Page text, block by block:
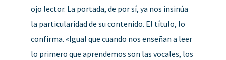
ojo lector. La portada, de por sí, ya nos insinúa
la particularidad de su contenido. El título, lo
confirma. «Igual que cuando nos enseñan a leer
lo primero que aprendemos son las vocales, los